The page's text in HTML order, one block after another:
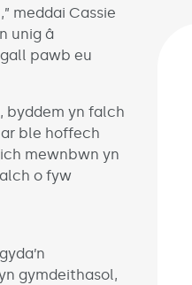
meddai Cassie
unig â
pawb eu
byddem yn falch
ble hoffech
mewnbwn yn
o fyw
gymdeithasol,